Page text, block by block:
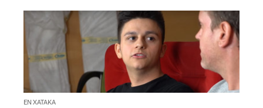
EN XATAKA